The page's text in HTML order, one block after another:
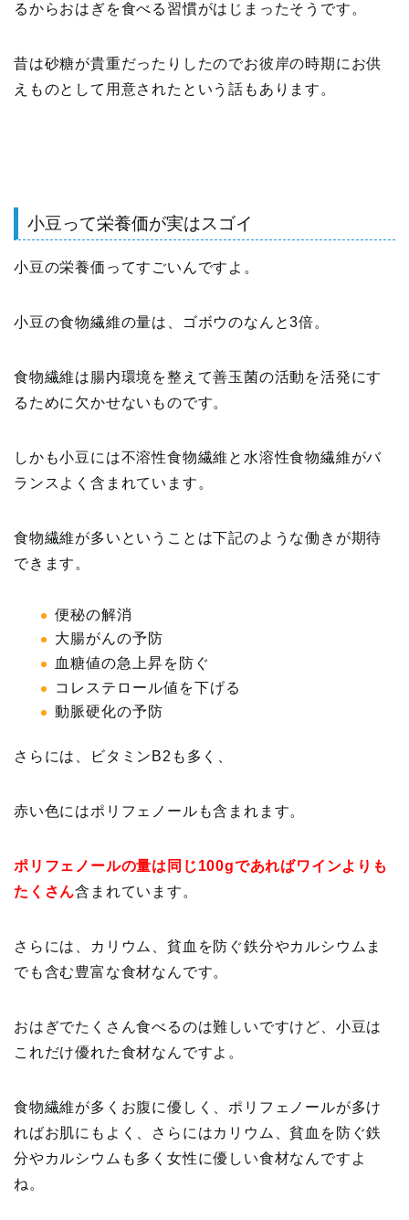
るからおはぎを食べる習慣がはじまったそうです。
昔は砂糖が貴重だったりしたのでお彼岸の時期にお供
えものとして用意されたという話もあります。
小豆って栄養価が実はスゴイ
小豆の栄養価ってすごいんですよ。
小豆の食物繊維の量は、ゴボウのなんと3倍。
食物繊維は腸内環境を整えて善玉菌の活動を活発にす
るために欠かせないものです。
しかも小豆には不溶性食物繊維と水溶性食物繊維がバ
ランスよく含まれています。
食物繊維が多いということは下記のような働きが期待
できます。
便秘の解消
大腸がんの予防
血糖値の急上昇を防ぐ
コレステロール値を下げる
動脈硬化の予防
さらには、ビタミンB2も多く、
赤い色にはポリフェノールも含まれます。
ポリフェノールの量は同じ100gであればワインよりも
たくさん含まれています。
さらには、カリウム、貧血を防ぐ鉄分やカルシウムま
でも含む豊富な食材なんです。
おはぎでたくさん食べるのは難しいですけど、小豆は
これだけ優れた食材なんですよ。
食物繊維が多くお腹に優しく、ポリフェノールが多け
ればお肌にもよく、さらにはカリウム、貧血を防ぐ鉄
分やカルシウムも多く女性に優しい食材なんですよ
ね。